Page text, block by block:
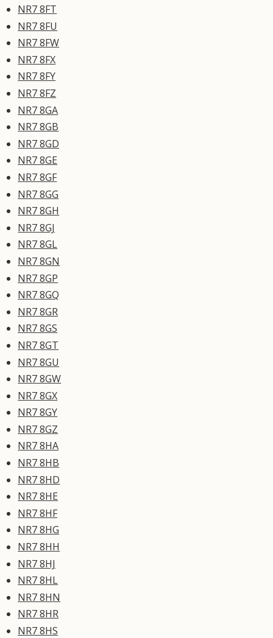
NR7 8FT
NR7 8FU
NR7 8FW
NR7 8FX
NR7 8FY
NR7 8FZ
NR7 8GA
NR7 8GB
NR7 8GD
NR7 8GE
NR7 8GF
NR7 8GG
NR7 8GH
NR7 8GJ
NR7 8GL
NR7 8GN
NR7 8GP
NR7 8GQ
NR7 8GR
NR7 8GS
NR7 8GT
NR7 8GU
NR7 8GW
NR7 8GX
NR7 8GY
NR7 8GZ
NR7 8HA
NR7 8HB
NR7 8HD
NR7 8HE
NR7 8HF
NR7 8HG
NR7 8HH
NR7 8HJ
NR7 8HL
NR7 8HN
NR7 8HR
NR7 8HS